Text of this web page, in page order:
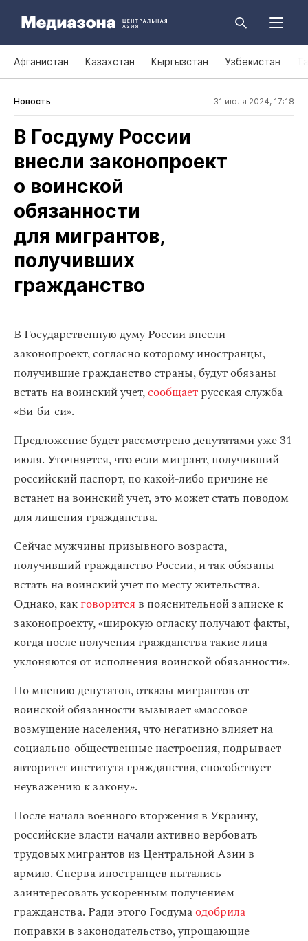
Афганистан Казахстан Кыргызстан Узбекистан
Новость 31 июля 2024, 17:18
В Госдуму России
внесли законопроект
о воинской
обязанности
для мигрантов,
получивших
гражданство
В Государственную думу России внесли
законопроект, согласно которому иностранцы,
получившие гражданство страны, будут обязаны
встать на воинский учет,сообщаетрусская служба
«Би-би-си».
Предложение будет рассмотрено депутатами уже 31
июля. Уточняется, что если мигрант, получивший
российский паспорт, по какой-либо причине не
встанет на воинский учет, это может стать поводом
для лишения гражданства.
Сейчас мужчины призывного возраста,
получивший гражданство России, и так обязаны
встать на воинский учет по месту жительства.
Однако, какговорится в пояснительной записке к
законопроекту, «широкую огласку получают факты,
когда после получения гражданства такие лица
уклоняются от исполнения воинской обязанности».
По мнению депутатов, отказы мигрантов от
воинской обязанности вызывает «массовое
возмущение населения, что негативно влияет на
социально-общественные настроения, подрывает
авторитет института гражданства, способствует
неуважению к закону».
После начала военного вторжения в Украину,
российские власти начали активно вербовать
трудовых мигрантов из Центральной Азии в
армию. Сперва иностранцев пытались
заинтересовать ускоренным получением
гражданства. Ради этого Госдумаодобрила
поправки в законодательство, упрощающие